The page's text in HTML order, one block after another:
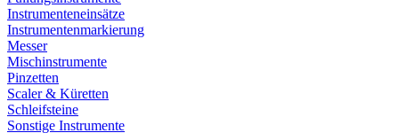
Instrumenteneinsätze
Instrumentenmarkierung
Messer
Mischinstrumente
Pinzetten
Scaler & Küretten
Schleifsteine
Sonstige Instrumente